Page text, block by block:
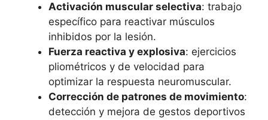
Activación muscular selectiva: trabajo
específico para reactivar músculos
inhibidos por la lesión.
Fuerza reactiva y explosiva: ejercicios
pliométricos y de velocidad para
optimizar la respuesta neuromuscular.
Corrección de patrones de movimiento:
detección y mejora de gestos deportivos